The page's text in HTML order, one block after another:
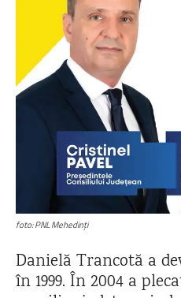
foto: PNL Mehedinți
Danielă Trancotă a
în 1999. În 2004 a